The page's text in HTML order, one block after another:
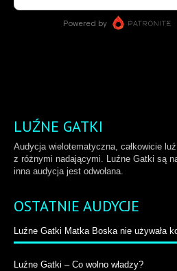
LUŹNE GATKI
Audycja wielotematyczna, całkowicie
z różnymi nadającymi. Luźne Gatki są
inna audycja jest odwołana.
OSTATNIE AUDYCJE
Luźne Gatki Matka Boska nie używała
Luźne Gatki – Co wolno władzy?